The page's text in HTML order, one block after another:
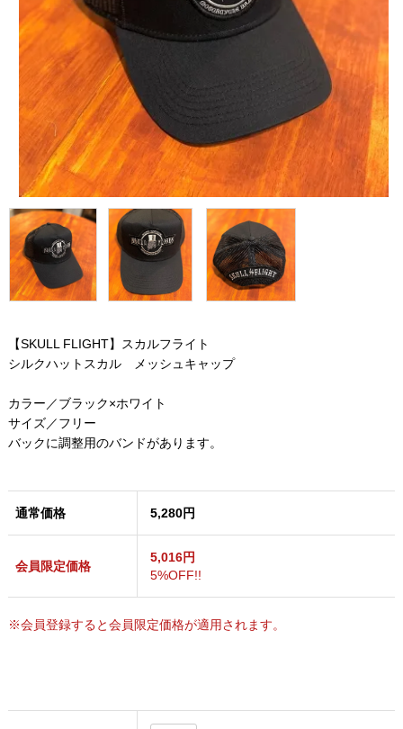
【SKULL FLIGHT】スカルフライト
シルクハットスカル メッシュキャップ
カラー／ブラック×ホワイト
サイズ／フリー
バックに調整用のバンドがあります。
通常価格 5,280円
会員限定価格
5,016円
5%OFF!!
※会員登録すると会員限定価格が適用されます。